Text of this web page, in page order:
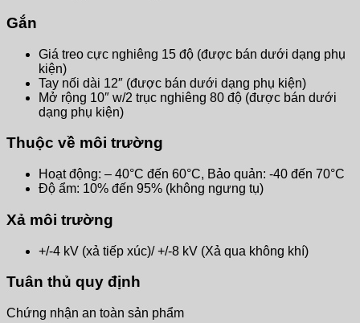
Gắn
Giá treo cực nghiêng 15 độ (được bán dưới dạng phụ
kiện)
Tay nối dài 12″ (được bán dưới dạng phụ kiện)
Mở rộng 10″ w/2 trục nghiêng 80 độ (được bán dưới
dạng phụ kiện)
Thuộc về môi trường
Hoạt động: – 40°C đến 60°C, Bảo quản: -40 đến 70°C
Độ ẩm: 10% đến 95% (không ngưng tụ)
Xả môi trường
+/-4 kV (xả tiếp xúc)/ +/-8 kV (Xả qua không khí)
Tuân thủ quy định
Chứng nhận an toàn sản phẩm